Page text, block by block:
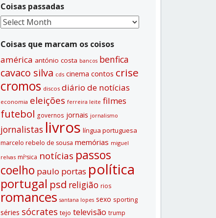
Coisas passadas
Coisas
Coisas que marcam os coisos
américa antónio costa bancos benfica
cavaco silva cds cinema contos crise
cromos discos diário de notí­cias
economia eleições ferreira leite filmes
futebol governos jornais jornalismo
jornalistas livros lí­ngua portuguesa
marcelo rebelo de sousa memórias miguel
relvas míºsica notí­cias passos
coelho paulo portas polí­tica
portugal psd religião rios
romances santana lopes sexo sporting
séries sócrates tejo televisão trump